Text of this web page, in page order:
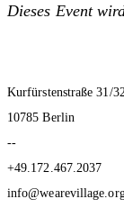
Dieses Event
Kurfürstenstraße 31/32
10785 Berlin
--
+49.172.467.2037